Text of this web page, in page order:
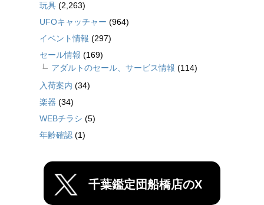
玩具 (2,263)
UFOキャッチャー (964)
イベント情報 (297)
セール情報 (169)
アダルトのセール、サービス情報 (114)
入荷案内 (34)
楽器 (34)
WEBチラシ (5)
年齢確認 (1)
千葉鑑定団船橋店のX